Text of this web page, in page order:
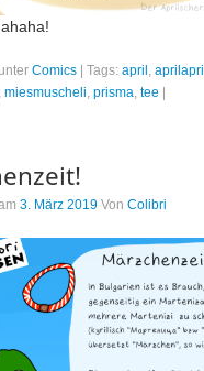
Comics Tags: april , aprilapril
, miesmuscheli, prisma, tee
3. März 2019 Von Colibri